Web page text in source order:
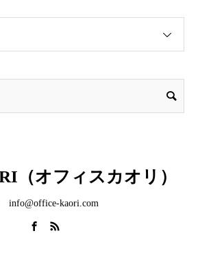
（オフィスカオリ）
kaori.com